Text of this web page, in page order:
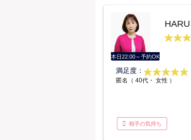
本日22:00～予約OK
満足度：
匿名（ 40代・ 女性 ）
相手の気持ち